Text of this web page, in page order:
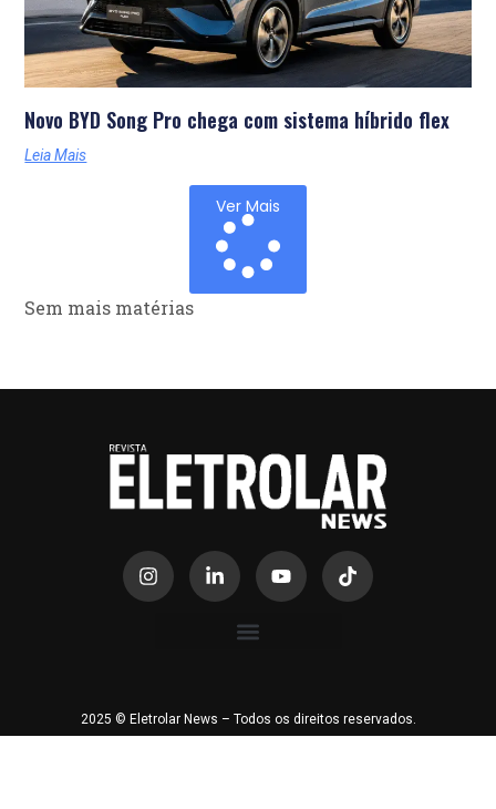
Novo BYD Song Pro chega com sistema híbrido flex
Leia Mais
Ver Mais
Sem mais matérias
2025 © Eletrolar News – Todos os direitos reservados.